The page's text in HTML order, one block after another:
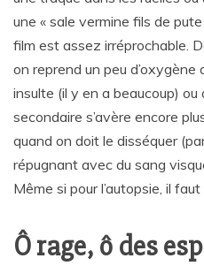
une « sale vermine fils de
film est assez irréprochable.
on reprend un peu d’oxygène
insulte (il y en a beaucoup)
secondaire s’avère encore
quand on doit le disséquer
répugnant avec du sang
Même si pour l’autopsie, il
Ô rage, ô des